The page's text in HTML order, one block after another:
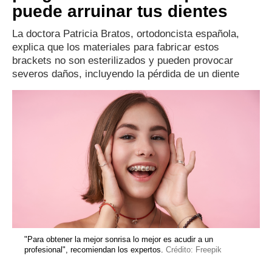
puede arruinar tus dientes
La doctora Patricia Bratos, ortodoncista española,
explica que los materiales para fabricar estos
brackets no son esterilizados y pueden provocar
severos daños, incluyendo la pérdida de un diente
"Para obtener la mejor sonrisa lo mejor es acudir a un
profesional", recomiendan los expertos. Crédito: Freepik